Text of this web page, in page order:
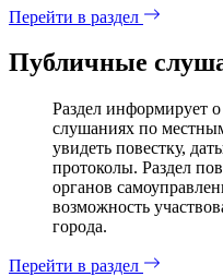
Перейти в раздел
Публичные
Раздел информирует
слушаниях по
увидеть повестку,
протоколы. Раздел
органов
возможность
города.
Перейти в раздел